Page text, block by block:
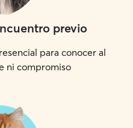
previo
para conocer al
ni compromiso